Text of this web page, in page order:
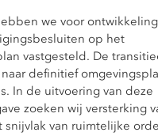
we voor
op het
vastgesteld. De
definitief
In de uitvoering van deze
zoeken wij versterking
snijvlak van ruimtelijke